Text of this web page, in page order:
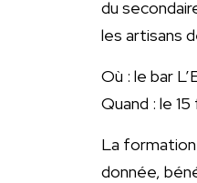
du
les artisans
Où : le bar
Quand : le
La formation
donnée,